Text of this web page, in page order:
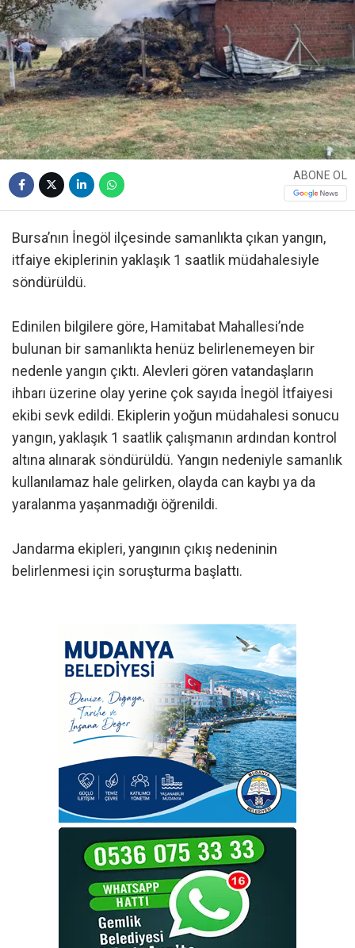
ABONE OL
Bursa’nın İnegöl ilçesinde samanlıkta çıkan yangın,
itfaiye ekiplerinin yaklaşık 1 saatlik müdahalesiyle
söndürüldü.
Edinilen bilgilere göre, Hamitabat Mahallesi’nde
bulunan bir samanlıkta henüz belirlenemeyen bir
nedenle yangın çıktı. Alevleri gören vatandaşların
ihbarı üzerine olay yerine çok sayıda İnegöl İtfaiyesi
ekibi sevk edildi. Ekiplerin yoğun müdahalesi sonucu
yangın, yaklaşık 1 saatlik çalışmanın ardından kontrol
altına alınarak söndürüldü. Yangın nedeniyle samanlık
kullanılamaz hale gelirken, olayda can kaybı ya da
yaralanma yaşanmadığı öğrenildi.
Jandarma ekipleri, yangının çıkış nedeninin
belirlenmesi için soruşturma başlattı.